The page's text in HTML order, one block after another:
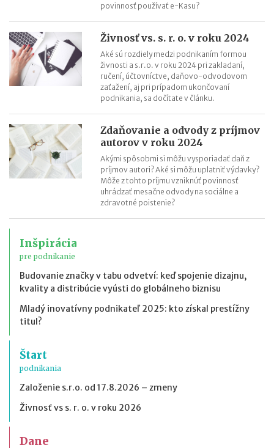
povinnosť používať e-Kasu?
Živnosť vs. s. r. o. v roku 2024
Aké sú rozdiely medzi podnikaním formou
živnosti a s.r.o. v roku 2024 pri zakladaní,
ručení, účtovníctve, daňovo-odvodovom
zaťažení, aj pri prípadom ukončovaní
podnikania, sa dočítate v článku.
Zdaňovanie a odvody z príjmov
autorov v roku 2024
Akými spôsobmi si môžu vysporiadať daň z
príjmov autori? Aké si môžu uplatniť výdavky?
Môže z tohto príjmu vzniknúť povinnosť
uhrádzať mesačne odvody na sociálne a
zdravotné poistenie?
Inšpirácia
pre podnikanie
Budovanie značky v tabu odvetví: keď spojenie dizajnu,
kvality a distribúcie vyústi do globálneho biznisu
Mladý inovatívny podnikateľ 2025: kto získal prestížny
titul?
Štart
podnikania
Založenie s.r.o. od 17.8.2026 – zmeny
Živnosť vs s. r. o. v roku 2026
Dane